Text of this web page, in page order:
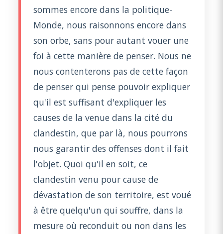
sommes encore dans la politique-
Monde, nous raisonnons encore dans
son orbe, sans pour autant vouer une
foi à cette manière de penser. Nous ne
nous contenterons pas de cette façon
de penser qui pense pouvoir expliquer
qu'il est suffisant d'expliquer les
causes de la venue dans la cité du
clandestin, que par là, nous pourrons
nous garantir des offenses dont il fait
l'objet. Quoi qu'il en soit, ce
clandestin venu pour cause de
dévastation de son territoire, est voué
à être quelqu'un qui souffre, dans la
mesure où reconduit ou non dans les